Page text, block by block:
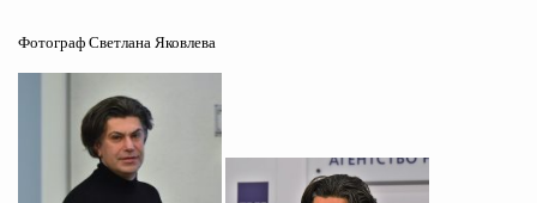
Фотограф Светлана Яковлева